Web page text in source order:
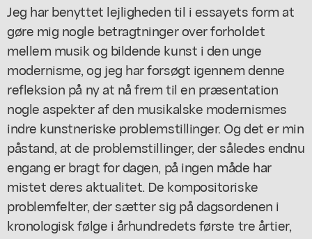
Jeg har benyttet lejligheden til i essayets form at
gøre mig nogle betragtninger over forholdet
mellem musik og bildende kunst i den unge
modernisme, og jeg har forsøgt igennem denne
refleksion på ny at nå frem til en præsentation
nogle aspekter af den musikalske modernismes
indre kunstneriske problemstillinger. Og det er min
påstand, at de problemstillinger, der således endnu
engang er bragt for dagen, på ingen måde har
mistet deres aktualitet. De kompositoriske
problemfelter, der sætter sig på dagsordenen i
kronologisk følge i århundredets første tre årtier,